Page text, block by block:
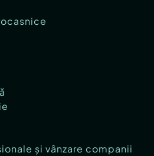
și vânzare companii